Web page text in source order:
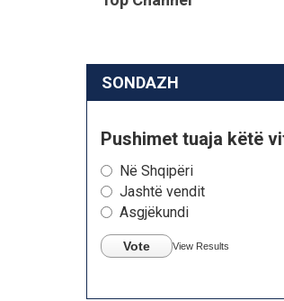
SONDAZH
Pushimet tuaja këtë
Në Shqipëri
Jashtë vendit
Asgjëkundi
Vote View Results